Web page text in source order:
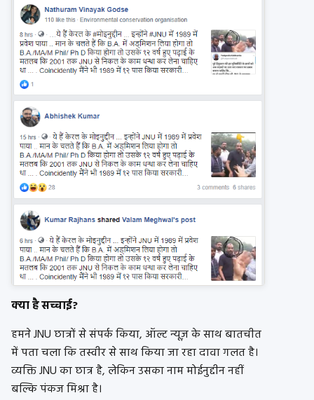
क्या है सच्चाई?
हमने JNU छात्रों से संपर्क किया, ऑल्ट न्यूज़ के साथ बातचीत
में पता चला कि तस्वीर से साथ किया जा रहा दावा गलत है।
व्यक्ति JNU का छात्र है, लेकिन उसका नाम मोईनुद्दीन नहीं
बल्कि पंकज मिश्रा है।